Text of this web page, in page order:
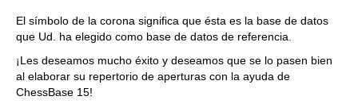
El símbolo de la corona significa que ésta es la base de datos
que Ud. ha elegido como base de datos de referencia.
¡Les deseamos mucho éxito y deseamos que se lo pasen bien
al elaborar su repertorio de aperturas con la ayuda de
ChessBase 15!